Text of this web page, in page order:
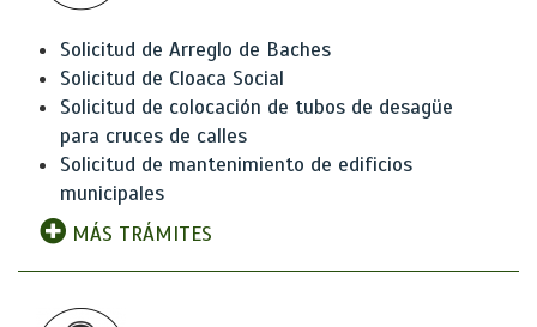
Solicitud de Arreglo de Baches
Solicitud de Cloaca Social
Solicitud de colocación de tubos de desagüe
para cruces de calles
Solicitud de mantenimiento de edificios
municipales
MÁS TRÁMITES